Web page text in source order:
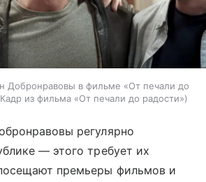
Добронравовы в фильме «От печали до
Кадр из фильма «От печали до радости»
регулярно
— этого требует их
премьеры фильмов и